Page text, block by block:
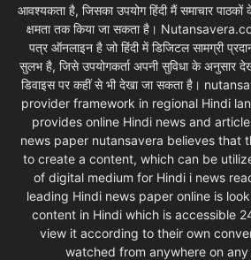
आवश्यकता है, जिसका उपयोग हिंदी मैं समाचार पाठकों
क्षमता तक किया जा सकता है।
पत्र ऑनलाइन है जो हिंदी में डिजिटल सामग्री
सुलभ है, जिसे उपयोगकर्ता अपनी सुविधा के अनुसार
डिवाइस पर कहीं से भी देखा जा सकता है।
provider framework in regional Hindi
provides online Hindi news and
news paper nutansavera believes that
to create a content, which can be
of digital medium for Hindi i news
leading Hindi news paper online is
content in Hindi which is accessible
view it according to their own
watched from anywhere on